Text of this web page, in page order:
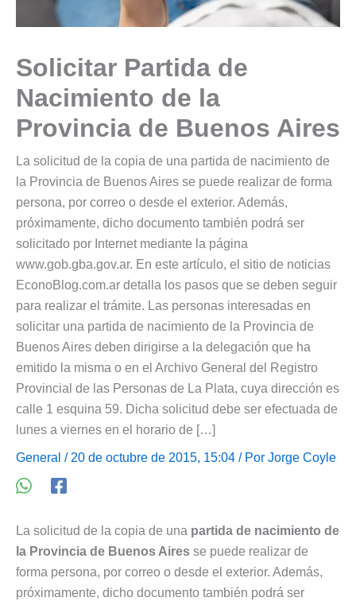
Solicitar Partida de
Nacimiento de la
Provincia de Buenos Aires
La solicitud de la copia de una partida de nacimiento de
la Provincia de Buenos Aires se puede realizar de forma
persona, por correo o desde el exterior. Además,
próximamente, dicho documento también podrá ser
solicitado por Internet mediante la página
www.gob.gba.gov.ar. En este artículo, el sitio de noticias
EconoBlog.com.ar detalla los pasos que se deben seguir
para realizar el trámite. Las personas interesadas en
solicitar una partida de nacimiento de la Provincia de
Buenos Aires deben dirigirse a la delegación que ha
emitido la misma o en el Archivo General del Registro
Provincial de las Personas de La Plata, cuya dirección es
calle 1 esquina 59. Dicha solicitud debe ser efectuada de
lunes a viernes en el horario de […]
General / 20 de octubre de 2015, 15:04 / Por Jorge Coyle
La solicitud de la copia de una partida de nacimiento de
la Provincia de Buenos Aires se puede realizar de
forma persona, por correo o desde el exterior. Además,
próximamente, dicho documento también podrá ser